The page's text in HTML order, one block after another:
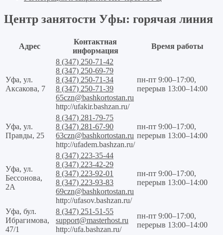
Центр занятости Уфы: горячая линия
Адрес
Контактная
информация
Время работы
Уфа, ул.
Аксакова, 7
8 (347) 250-71-42
8 (347) 250-69-79
8 (347) 250-71-34
8 (347) 250-71-39
65czn@bashkortostan.ru
http://ufakir.bashzan.ru/
пн-пт 9:00–17:00,
перерыв 13:00–14:00
Уфа, ул.
Правды, 25
8 (347) 281-79-75
8 (347) 281-67-90
63czn@bashkortostan.ru
http://ufadem.bashzan.ru/
пн-пт 9:00–17:00,
перерыв 13:00–14:00
Уфа, ул.
Бессонова,
2А
8 (347) 223-35-44
8 (347) 223-42-29
8 (347) 223-92-01
8 (347) 223-93-83
69czn@bashkortostan.ru
http://ufasov.bashzan.ru/
пн-пт 9:00–17:00,
перерыв 13:00–14:00
Уфа, бул.
Ибрагимова,
47/1
8 (347) 251-51-55
support@masterhost.ru
http://ufa.bashzan.ru/
пн-пт 9:00–17:00,
перерыв 13:00–14:00